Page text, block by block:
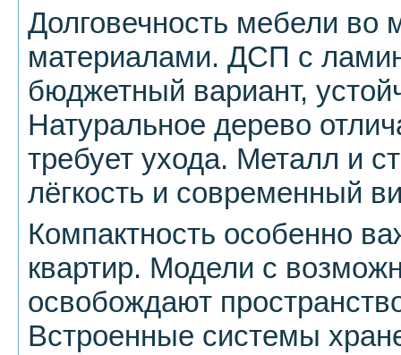
Долговечность мебели во
материалами. ДСП с
бюджетный вариант,
Натуральное дерево
требует ухода. Металл и
лёгкость и современный
Компактность особенно
квартир. Модели с
освобождают
Встроенные системы